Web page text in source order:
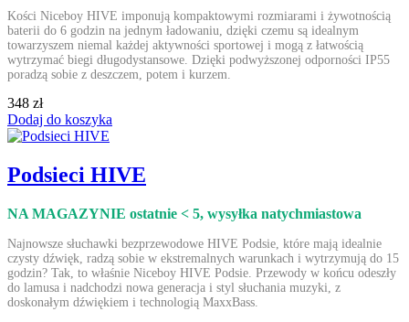
Kości Niceboy HIVE imponują kompaktowymi rozmiarami i żywotnością
baterii do 6 godzin na jednym ładowaniu, dzięki czemu są idealnym
towarzyszem niemal każdej aktywności sportowej i mogą z łatwością
wytrzymać biegi długodystansowe. Dzięki podwyższonej odporności IP55
poradzą sobie z deszczem, potem i kurzem.
348 zł
Dodaj do koszyka
Podsieci HIVE
NA MAGAZYNIE ostatnie < 5, wysyłka natychmiastowa
Najnowsze słuchawki bezprzewodowe HIVE Podsie, które mają idealnie
czysty dźwięk, radzą sobie w ekstremalnych warunkach i wytrzymują do 15
godzin? Tak, to właśnie Niceboy HIVE Podsie. Przewody w końcu odeszły
do lamusa i nadchodzi nowa generacja i styl słuchania muzyki, z
doskonałym dźwiękiem i technologią MaxxBass.